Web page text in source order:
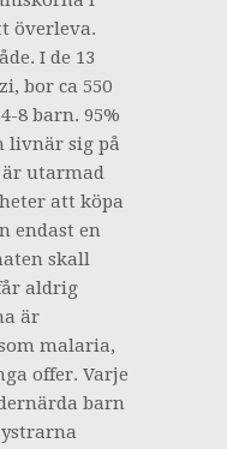
överleva.
I de 13
bor ca 550
8 barn. 95%
livnär sig på
är utarmad
att köpa
endast en
skall
aldrig
är
malaria,
offer. Varje
barn